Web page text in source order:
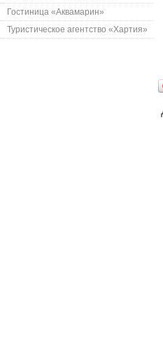
Гостиница «Аквамарин»
Туристическое агентство «Хартия»